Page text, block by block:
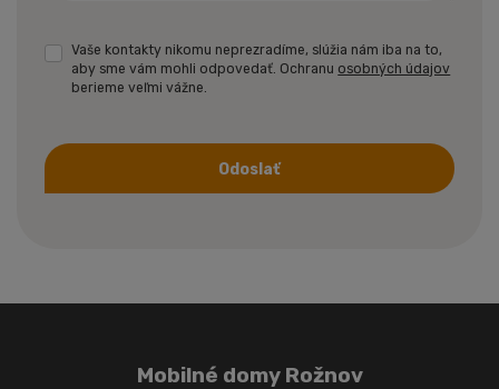
Vaše kontakty nikomu neprezradíme, slúžia nám iba na to,
aby sme vám mohli odpovedať. Ochranu osobných údajov
berieme veľmi vážne.
Odoslať
Mobilné domy Rožnov